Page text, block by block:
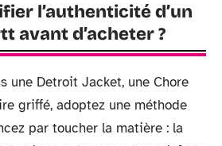
l’authenticité d’un
avant d’acheter ?
une Detroit Jacket, une Chore
griffé, adoptez une méthode
par toucher la matière : la